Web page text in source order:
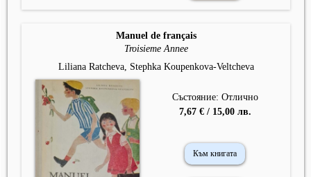
Manuel de français
Troisieme Annee
Liliana Ratcheva, Stephka Koupenkova-Veltcheva
Състояние: Отлично
7,67 € / 15,00 лв.
Към книгата